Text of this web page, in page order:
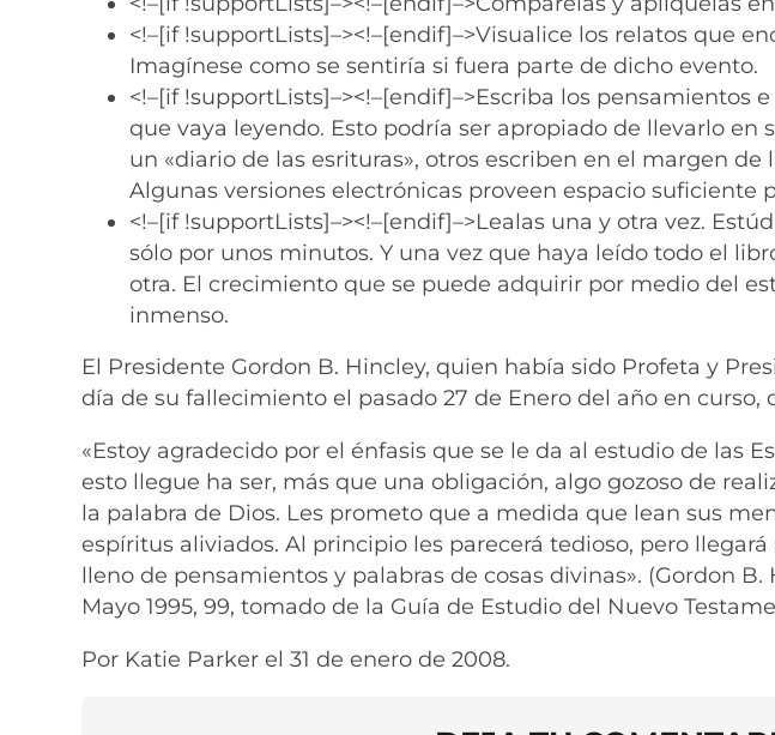
<!–[if !supportLists]–><!–[endif]–>Visualice los relatos que
Imagínese como se sentiría si fuera parte de dicho evento.
<!–[if !supportLists]–><!–[endif]–>Escriba los pensamientos
que vaya leyendo. Esto podría ser apropiado de llevarlo en
un «diario de las esrituras», otros escriben en el margen de
Algunas versiones electrónicas proveen espacio suficiente
<!–[if !supportLists]–><!–[endif]–>Lealas una y otra vez.
sólo por unos minutos. Y una vez que haya leído todo el
otra. El crecimiento que se puede adquirir por medio del
inmenso.
El Presidente Gordon B. Hincley, quien había sido Profeta y
día de su fallecimiento el pasado 27 de Enero del año en curso,
«Estoy agradecido por el énfasis que se le da al estudio de las
esto llegue ha ser, más que una obligación, algo gozoso de
la palabra de Dios. Les prometo que a medida que lean sus
espíritus aliviados. Al principio les parecerá tedioso, pero
lleno de pensamientos y palabras de cosas divinas». (Gordon B.
Mayo 1995, 99, tomado de la Guía de Estudio del Nuevo
Por Katie Parker el 31 de enero de 2008.